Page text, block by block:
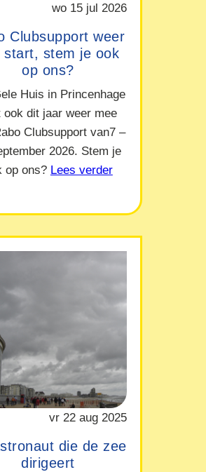
wo 15 jul 2026
Clubsupport weer
start, stem je ook
op ons?
Huis in Princenhage
ook dit jaar weer mee
Clubsupport van7 –
2026. Stem je
op ons? Lees verder
vr 22 aug 2025
die de zee
dirigeert